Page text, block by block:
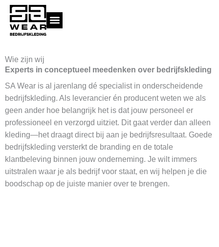
naar
Wie zijn wij
Experts in conceptueel meedenken over bedrijfskleding
SA Wear is al jarenlang dé specialist in onderscheidende
bedrijfskleding. Als leverancier én producent weten we als
geen ander hoe belangrijk het is dat jouw personeel er
professioneel en verzorgd uitziet. Dit gaat verder dan alleen
kleding—het draagt direct bij aan je bedrijfsresultaat. Goede
bedrijfskleding versterkt de branding en de totale
klantbeleving binnen jouw onderneming. Je wilt immers
uitstralen waar je als bedrijf voor staat, en wij helpen je die
boodschap op de juiste manier over te brengen.